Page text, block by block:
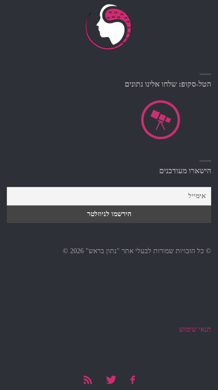
הטל-סקופ: שלחו אלינו נתונים
הישארו מעודכנים
© כל הזכויות שמורות לבעלי אתר "נתון בראש" 2026 ©
תנאי שימוש